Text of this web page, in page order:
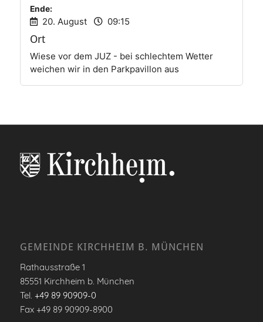
Kontakt:beate.werlin@kirchheim2024.de
Ende:
20. August 09:15
Ort
Wiese vor dem JUZ - bei schlechtem Wetter
weichen wir in den Parkpavillon aus
GEMEINDE KIRCHHEIM B. MÜNCHEN
Rathausstraße 1
85551 Kirchheim b. München
Tel. +49 89 90909-0
Fax +49 89 90909-8900